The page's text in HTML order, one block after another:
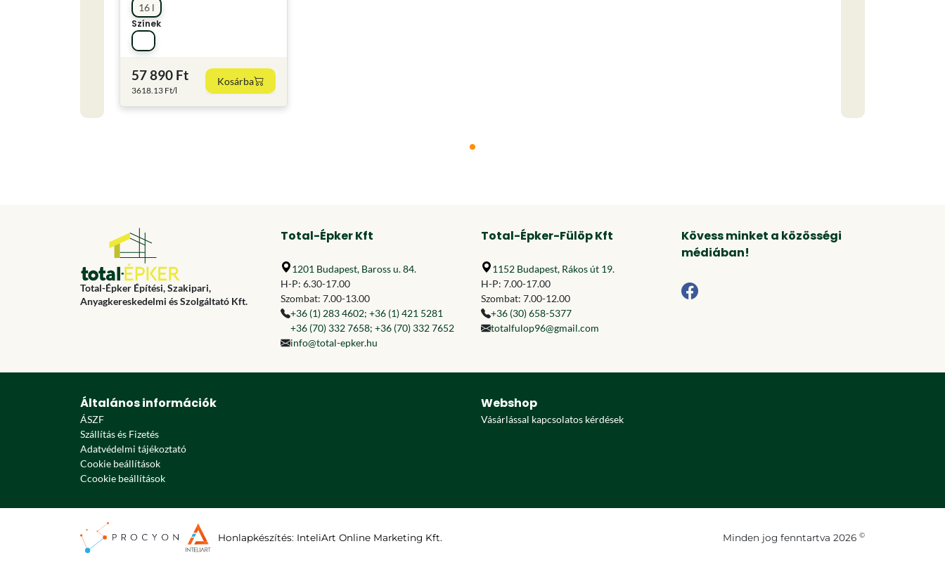
16 l
Színek
57 890 Ft
3618.13 Ft/l
Kosárba
Total-Épker Építési, Szakipari,
Anyagkereskedelmi és Szolgáltató Kft.
Total-Épker Kft
1201 Budapest, Baross u. 84.
H-P: 6.30-17.00
Szombat: 7.00-13.00
+36 (1) 283 4602; +36 (1) 421 5281
+36 (70) 332 7658; +36 (70) 332 7652
info@total-epker.hu
Total-Épker-Fülöp Kft
1152 Budapest, Rákos út 19.
H-P: 7.00-17.00
Szombat: 7.00-12.00
+36 (30) 658-5377
totalfulop96@gmail.com
Kövess minket a közösségi
médiában!
Általános információk
ÁSZF
Szállítás és Fizetés
Adatvédelmi tájékoztató
Cookie beállítások
Ccookie beállítások
Webshop
Vásárlással kapcsolatos kérdések
Honlapkészítés: InteliArt Online Marketing Kft. Minden jog fenntartva 2026 ©